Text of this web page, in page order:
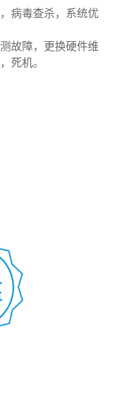
病毒查杀，系统优
故障，更换硬件维
死机。